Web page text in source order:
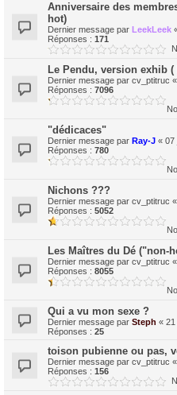
Anniversaire des
hot)
Dernier message par LeekLeek
Réponses : 171
Le Pendu, version exhib
Dernier message par cv_ptitruc «
Réponses : 7096
"dédicaces"
Dernier message par Ray-J « 07
Réponses : 780
Nichons ???
Dernier message par cv_ptitruc «
Réponses : 5052
Les Maîtres du Dé ("non-
Dernier message par cv_ptitruc «
Réponses : 8055
Qui a vu mon sexe ?
Dernier message par Steph « 21
Réponses : 25
toison pubienne ou pas,
Dernier message par cv_ptitruc «
Réponses : 156